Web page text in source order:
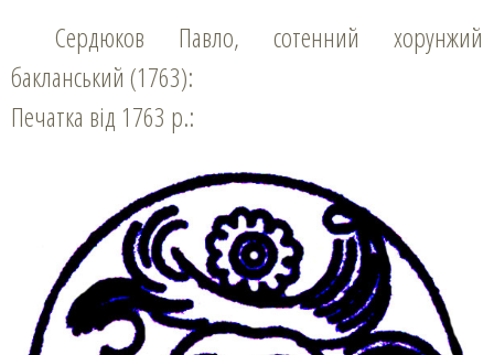
Сердюков Павло, сотенний хорунжий
бакланський (1763):
Печатка від 1763 р.: